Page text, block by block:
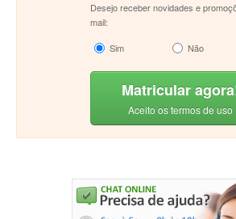
Desejo receber novidades e
mail:
Sim
Não
Matricular
Aceito os termos de uso